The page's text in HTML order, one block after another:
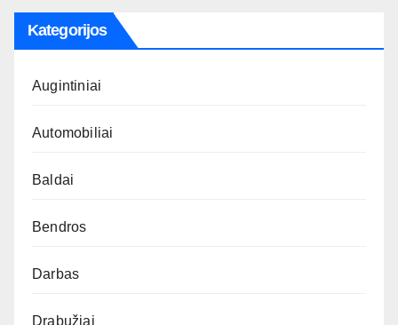
Kategorijos
Augintiniai
Automobiliai
Baldai
Bendros
Darbas
Drabužiai